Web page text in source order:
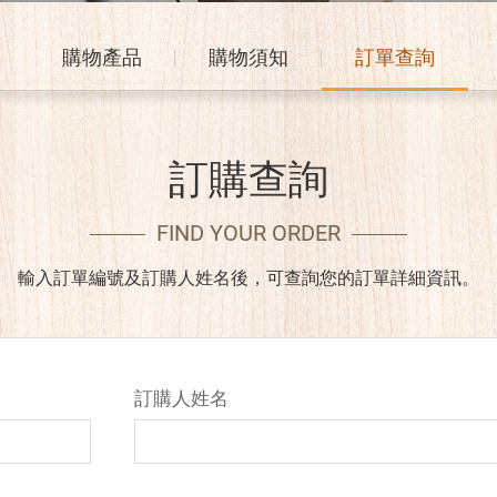
購物產品 購物須知 訂單查詢
訂購查詢
FIND YOUR ORDER
輸入訂單編號及訂購人姓名後，可查詢您的訂單詳細資訊。
訂購人姓名